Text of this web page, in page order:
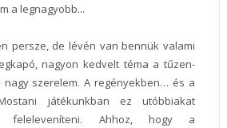
a legnagyobb...
persze, de lévén van bennük valami
nagyon kedvelt téma a tűzen-
szerelem. A regényekben… és a
játékunkban ez utóbbiakat
feleleveníteni. Ahhoz, hogy a